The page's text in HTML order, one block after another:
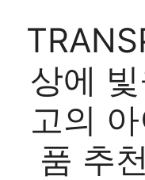
상에
고의
품 추